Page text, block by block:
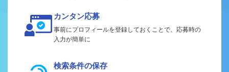
カンタン応募
事前にプロフィールを登録しておくことで、応募時の
入力が簡単に
検索条件の保存